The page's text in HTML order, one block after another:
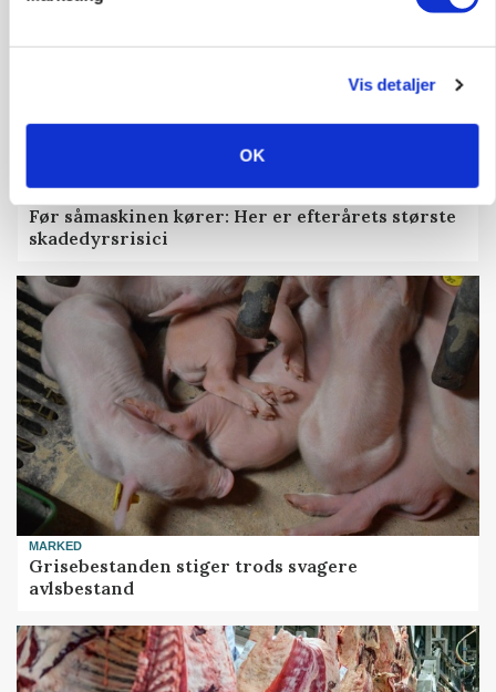
Vis detaljer
OK
Før såmaskinen kører: Her er efterårets største
skadedyrsrisici
MARKED
Grisebestanden stiger trods svagere
avlsbestand